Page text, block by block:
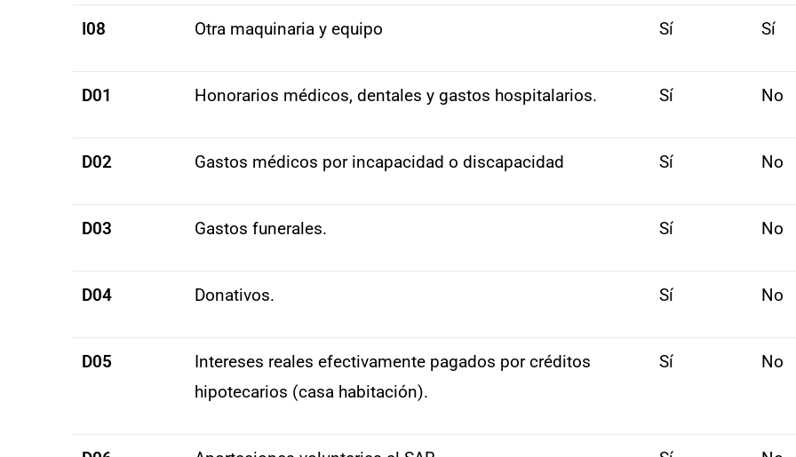
I08 Otra maquinaria y equipo Sí Sí
D01 Honorarios médicos, dentales y gastos hospitalarios. Sí No
D02 Gastos médicos por incapacidad o discapacidad Sí No
D03 Gastos funerales. Sí No
D04 Donativos. Sí No
D05
Intereses reales efectivamente pagados por créditos
hipotecarios (casa habitación).
Sí No